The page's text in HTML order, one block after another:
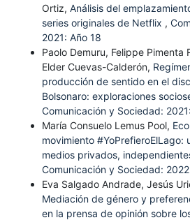
Ortiz, Análisis del
series originales de Netflix ,
2021: Año 18
Paolo Demuru, Felippe Pimenta
Elder Cuevas-Calderón,
producción de sentido en el
Bolsonaro: exploraciones
Comunicación y Sociedad:
María Consuelo Lemus Pool,
movimiento #YoPrefieroElLago:
medios privados,
Comunicación y Sociedad:
Eva Salgado Andrade, Jesús
Mediación de género y
en la prensa de opinión sobre